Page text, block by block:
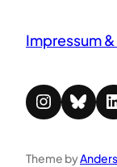
Impressum
Instagram Bluesky LinkedIn
Theme by